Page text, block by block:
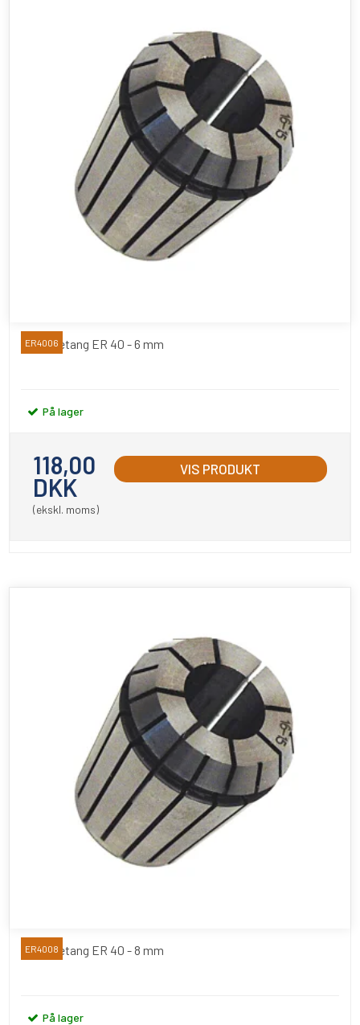
Spændetang ER 40 - 6 mm
ER4006
På lager
118,00
DKK
(ekskl. moms)
VIS PRODUKT
Spændetang ER 40 - 8 mm
ER4008
På lager